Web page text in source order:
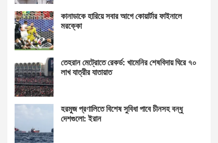
কানাডাকে হারিয়ে সবার আগে কোয়ার্টার ফাইনালে
মরক্কো
তেহরান মেট্রোতে রেকর্ড: খামেনির শেষবিদায় ঘিরে ৭০
লাখ যাত্রীর যাতায়াত
হরমুজ প্রণালিতে বিশেষ সুবিধা পাবে চীনসহ বন্ধু
দেশগুলো: ইরান